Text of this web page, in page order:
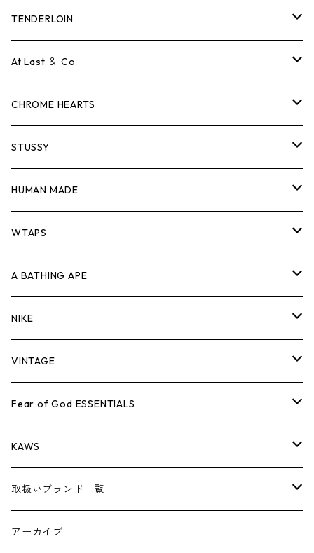
Tシャツ
ロンTEE
スウェット/ニット
シャツ
ジャケット
パンツ
キャップ・ハット
バッグ
シューズ
小物
コラボレーション
×THE NORTH FACE
×COMME des GARCONS
シーズンアイテム
26SS
BOX LOGOアイテム
TENDERLOIN
Tシャツ
ロンTEE
スウェット/ニット
シャツ
ジャケット
パンツ
キャップ・ハット
バッグ
シューズ
小物
At Last ＆ Co
Tシャツ
ロンTEE
スウェット/ニット
シャツ
ジャケット
パンツ
キャップ・ハット
バッグ
シューズ
小物
CHROME HEARTS
Tシャツ
ロンTEE
スウェット/ニット
シャツ
ジャケット
パンツ
キャップ・ハット
バッグ
シューズ
小物
STUSSY
Tシャツ
ロンTEE
スウェット/ニット
シャツ
ジャケット
パンツ
キャップ・ハット
バッグ
シューズ
HUMAN MADE
Tシャツ
ロンT
スウェット/ニット
シャツ
ジャケット
パンツ
キャップ
バッグ
WTAPS
Tシャツ
ロンTEE
スウェット/ニット
シャツ
ジャケット
パンツ
キャップ・ハット
A BATHING APE
Tシャツ
ロンTEE
スウェット/ニット
シャツ
ジャケット
パンツ
NIKE
シューズ
AIR JORDAN 1
AIR JORDAN 3
アパレル・小物
VINTAGE
Tシャツ
ロンTEE
スウェット/ニット
ジャケット
Fear of God ESSENTIALS
Tシャツ
ロンTEE
スウェット/ニット
KAWS
アパレル
小物
取扱いブランド一覧
A
アーカイブ